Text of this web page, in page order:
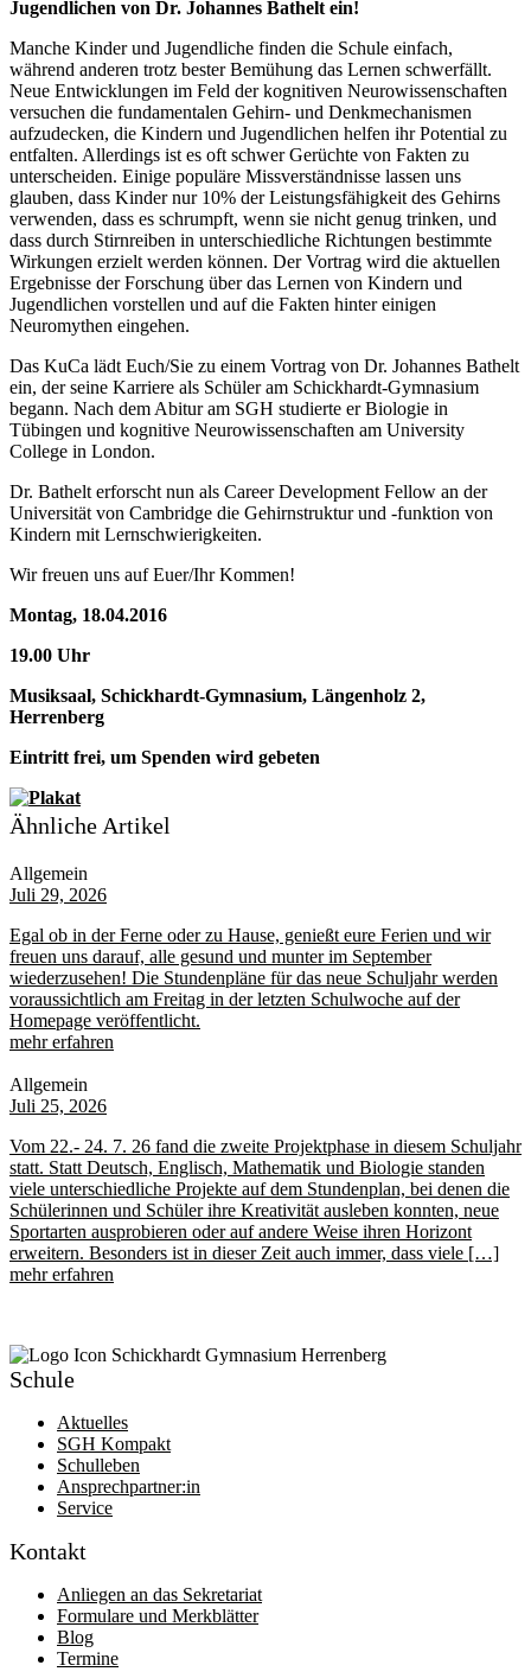
Jugendlichen von Dr. Johannes Bathelt ein!
Manche Kinder und Jugendliche finden die Schule einfach,
während anderen trotz bester Bemühung das Lernen schwerfällt.
Neue Entwicklungen im Feld der kognitiven Neurowissenschaften
versuchen die fundamentalen Gehirn- und Denkmechanismen
aufzudecken, die Kindern und Jugendlichen helfen ihr Potential zu
entfalten. Allerdings ist es oft schwer Gerüchte von Fakten zu
unterscheiden. Einige populäre Missverständnisse lassen uns
glauben, dass Kinder nur 10% der Leistungsfähigkeit des Gehirns
verwenden, dass es schrumpft, wenn sie nicht genug trinken, und
dass durch Stirnreiben in unterschiedliche Richtungen bestimmte
Wirkungen erzielt werden können. Der Vortrag wird die aktuellen
Ergebnisse der Forschung über das Lernen von Kindern und
Jugendlichen vorstellen und auf die Fakten hinter einigen
Neuromythen eingehen.
Das KuCa lädt Euch/Sie zu einem Vortrag von Dr. Johannes Bathelt
ein, der seine Karriere als Schüler am Schickhardt-Gymnasium
begann. Nach dem Abitur am SGH studierte er Biologie in
Tübingen und kognitive Neurowissenschaften am University
College in London.
Dr. Bathelt erforscht nun als Career Development Fellow an der
Universität von Cambridge die Gehirnstruktur und -funktion von
Kindern mit Lernschwierigkeiten.
Wir freuen uns auf Euer/Ihr Kommen!
Montag, 18.04.2016
19.00 Uhr
Musiksaal, Schickhardt-Gymnasium, Längenholz 2,
Herrenberg
Eintritt frei, um Spenden wird gebeten
Ähnliche Artikel
Allgemein
Juli 29, 2026
Egal ob in der Ferne oder zu Hause, genießt eure Ferien und wir
freuen uns darauf, alle gesund und munter im September
wiederzusehen! Die Stundenpläne für das neue Schuljahr werden
voraussichtlich am Freitag in der letzten Schulwoche auf der
Homepage veröffentlicht.
mehr erfahren
Allgemein
Juli 25, 2026
Vom 22.- 24. 7. 26 fand die zweite Projektphase in diesem Schuljahr
statt. Statt Deutsch, Englisch, Mathematik und Biologie standen
viele unterschiedliche Projekte auf dem Stundenplan, bei denen die
Schülerinnen und Schüler ihre Kreativität ausleben konnten, neue
Sportarten ausprobieren oder auf andere Weise ihren Horizont
erweitern. Besonders ist in dieser Zeit auch immer, dass viele […]
mehr erfahren
Schule
Aktuelles
SGH Kompakt
Schulleben
Ansprechpartner:in
Service
Kontakt
Anliegen an das Sekretariat
Formulare und Merkblätter
Blog
Termine